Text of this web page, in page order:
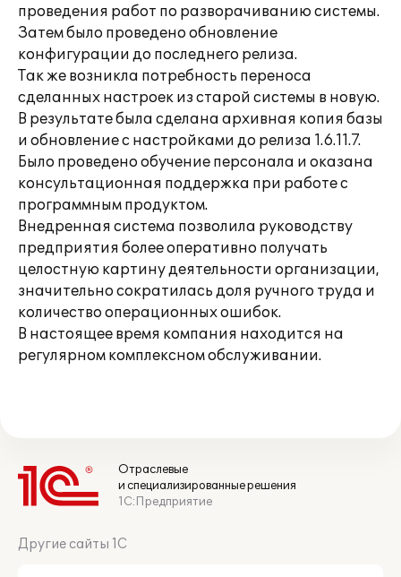
проведения работ по разворачиванию системы.
Затем было проведено обновление
конфигурации до последнего релиза.
Так же возникла потребность переноса
сделанных настроек из старой системы в новую.
В результате была сделана архивная копия базы
и обновление с настройками до релиза 1.6.11.7.
Было проведено обучение персонала и оказана
консультационная поддержка при работе с
программным продуктом.
Внедренная система позволила руководству
предприятия более оперативно получать
целостную картину деятельности организации,
значительно сократилась доля ручного труда и
количество операционных ошибок.
В настоящее время компания находится на
регулярном комплексном обслуживании.
Отраслевые
и специализированные решения
1С:Предприятие
Другие сайты 1С